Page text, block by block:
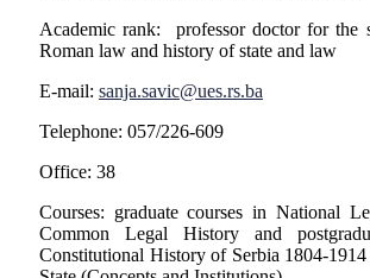
Academic rank: professor doctor for the
Roman law and history of state and law
E-mail: sanja.savic@ues.rs.ba
Telephone: 057/226-609
Office: 38
Courses: graduate courses in National
Common Legal History and
Constitutional History of Serbia 1804-